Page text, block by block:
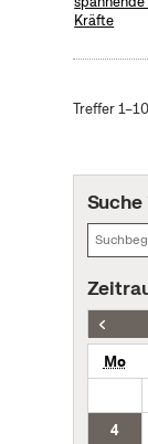
Kräfte
Treffer
Mo
4